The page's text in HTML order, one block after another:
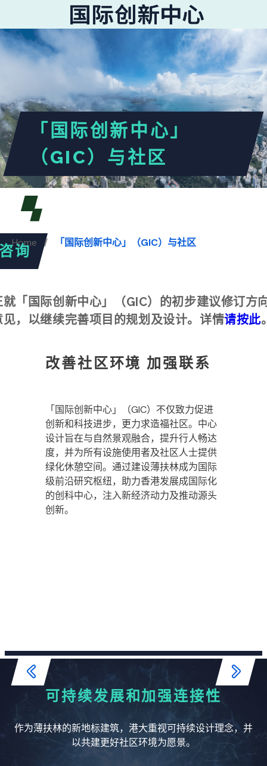
SEARCH
Search
「国际创新中心」
（GIC）与社区
Home / 「国际创新中心」（GIC）与社区
询
就「国际创新中心」（GIC）的初步建议修订方
见，以继续完善项目的规划及设计。详情请按此
改善社区环境 加强联系
「国际创新中心」（GIC）不仅致力促进
创新和科技进步，更力求造福社区。中心
设计旨在与自然景观融合，提升行人畅达
度，并为所有设施使用者及社区人士提供
绿化休憩空间。通过建设薄扶林成为国际
级前沿研究枢纽，助力香港发展成国际化
的创科中心，注入新经济动力及推动源头
创新。
可持续发展和加强连接性
作为薄扶林的新地标建筑，港大重视可持续设计理念，并
以共建更好社区环境为愿景。